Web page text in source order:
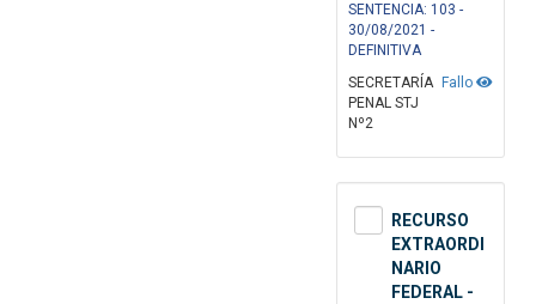
SENTENCIA: 103 -
30/08/2021 -
DEFINITIVA
Fallo
SECRETARÍA
PENAL STJ
Nº2
RECURSO
EXTRAORDI
NARIO
FEDERAL -